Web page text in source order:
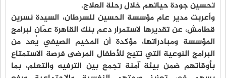
تحسين جودة حياتهم خلال رحلة العلاج.
وأعربت مدير عام مؤسسة الحسين للسرطان، السيدة نسرين
قطامش، عن تقديرها لاستمرار دعم بنك القاهرة عمّان لبرامج
المؤسسة ومبادراتها، مؤكدة أن المخيم الصيفي يُعد من
البرامج النوعية التي تتيح للأطفال المرضى فرصة الاستمتاع
بأوقاتهم ضمن بيئة آمنة تجمع بين الترفيه والتعلم، بما